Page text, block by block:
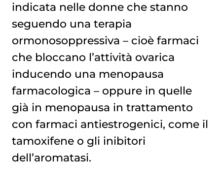
indicata nelle donne che stanno
seguendo una terapia
ormonosoppressiva – cioè farmaci
che bloccano l’attività ovarica
inducendo una menopausa
farmacologica – oppure in quelle
già in menopausa in trattamento
con farmaci antiestrogenici, come il
tamoxifene o gli inibitori
dell’aromatasi.